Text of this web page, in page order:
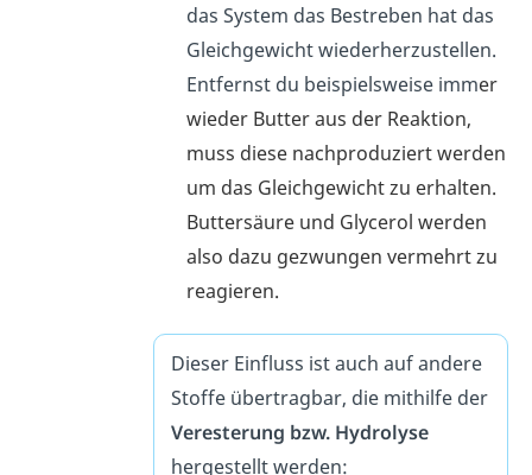
das System das Bestreben hat das
Gleichgewicht wiederherzustellen.
Entfernst du beispielsweise immer
wieder Butter aus der Reaktion,
muss diese nachproduziert werden
um das Gleichgewicht zu erhalten.
Buttersäure und Glycerol werden
also dazu gezwungen vermehrt zu
reagieren.
Dieser Einfluss ist auch auf andere
Stoffe übertragbar, die mithilfe der
Veresterung bzw. Hydrolyse
hergestellt werden: